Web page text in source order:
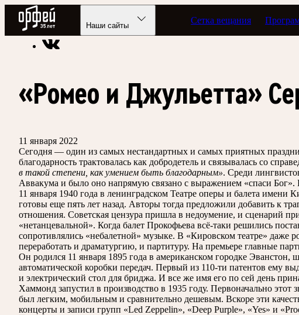
Радио Орфей
Наши сайты
Сетка вещания
Радио классической музыки «Орфей» Подкасты Этот день как дата
«Ромео и Джульетта»
11 января 2022
Сегодня — один из самых нестандартных и самых приятных
благодарность трактовалась как добродетель и связывалась со
в такой степени, как умением быть благодарным». Среди
Аввакума и было оно напрямую связано с выражением «спаси Бог».
11 января 1940 года в ленинградском Театре оперы и балета имени
готовы еще пять лет назад. Авторы тогда предложили добавить к
отношения. Советская цензура пришла в недоумение, и сценарий
«нетанцевальной». Когда балет Прокофьева всё-таки решились
сопротивлялись «небалетной» музыке. В «Кировском театре» даже
переработать и драматургию, и партитуру. На премьере главные
Он родился 11 января 1895 года в американском городке
автоматической коробки передач. Первый из 110-ти патентов ему
и электрический стол для бриджа. И все же имя его по сей день
Хаммонд запустил в производство в 1935 году. Первоначально
был легким, мобильным и сравнительно дешевым. Вскоре эти
концерты и записи групп «Led Zeppelin», «Deep Purple», «Yes» и